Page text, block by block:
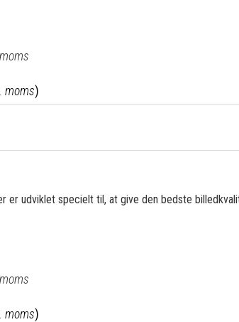
moms)
er udviklet specielt til, at give den bedste
moms)